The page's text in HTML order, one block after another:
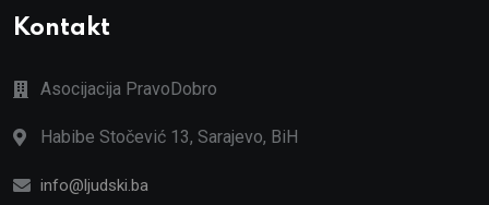
Kontakt
Asocijacija PravoDobro
Habibe Stočević 13, Sarajevo, BiH
info@ljudski.ba